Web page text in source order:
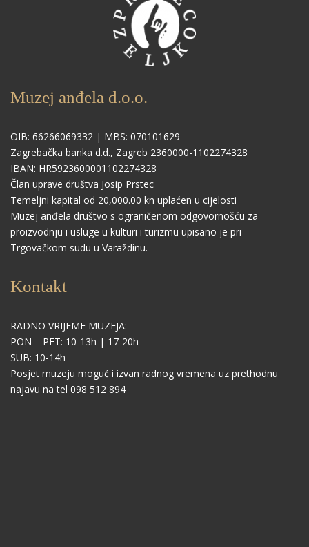
Muzej anđela d.o.o.
OIB: 66266069332 | MBS: 070101629
Zagrebačka banka d.d., Zagreb 2360000-1102274328
IBAN: HR5923600001102274328
Član uprave društva Josip Prstec
Temeljni kapital od 20,000.00 kn uplaćen u cijelosti
Muzej anđela društvo s ograničenom odgovornošću za
proizvodnju i usluge u kulturi i turizmu upisano je pri
Trgovačkom sudu u Varaždinu.
Kontakt
RADNO VRIJEME MUZEJA:
PON – PET: 10-13h | 17-20h
SUB: 10-14h
Posjet muzeju moguć i izvan radnog vremena uz prethodnu
najavu na tel 098 512 894